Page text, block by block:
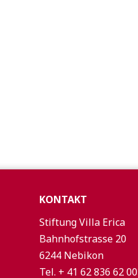
KONTAKT
Stiftung Villa Erica
Bahnhofstrasse 20
6244 Nebikon
Tel. + 41 62 836 62 00